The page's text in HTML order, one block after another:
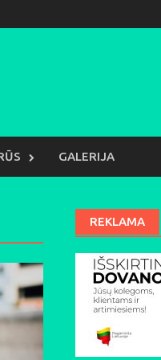
GALERIJA
REKLAMA